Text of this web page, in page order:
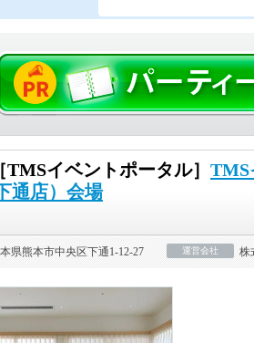
TMSイベントポータル］
通店）会場
県熊本市中央区下通1-12-27 運営会社 株